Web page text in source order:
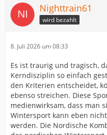
Nighttrain61
wird bezahlt
8. Juli 2026 um 08:33
Es ist traurig und tragisch,
Kerndisziplin so einfach
den Kriterien entscheidet,
ebenso streichen. Diese
medienwirksam, dass man
Wintersport kann eben
werden. Die Nordische